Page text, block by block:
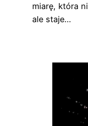
miarę, która
ale staje…